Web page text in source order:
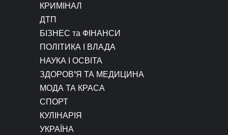
КРИМІНАЛ
ДТП
БІЗНЕС та ФІНАНСИ
ПОЛІТИКА І ВЛАДА
НАУКА І ОСВІТА
ЗДОРОВ’Я ТА МЕДИЦИНА
МОДА ТА КРАСА
СПОРТ
КУЛІНАРІЯ
УКРАЇНА